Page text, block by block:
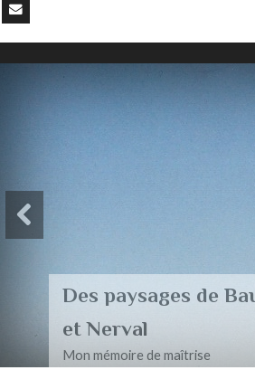
Des paysages de
et Nerval
Mon mémoire de maîtrise